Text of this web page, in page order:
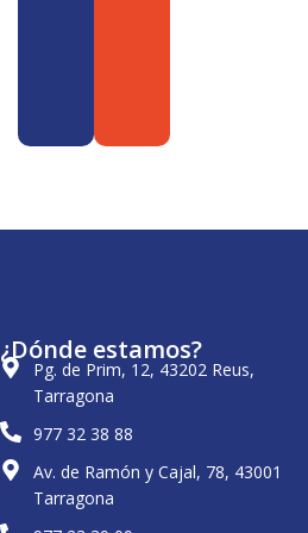
¿Dónde estamos?
Pg. de Prim, 12, 43202 Reus,
Tarragona
977 32 38 88
Av. de Ramón y Cajal, 78, 43001
Tarragona